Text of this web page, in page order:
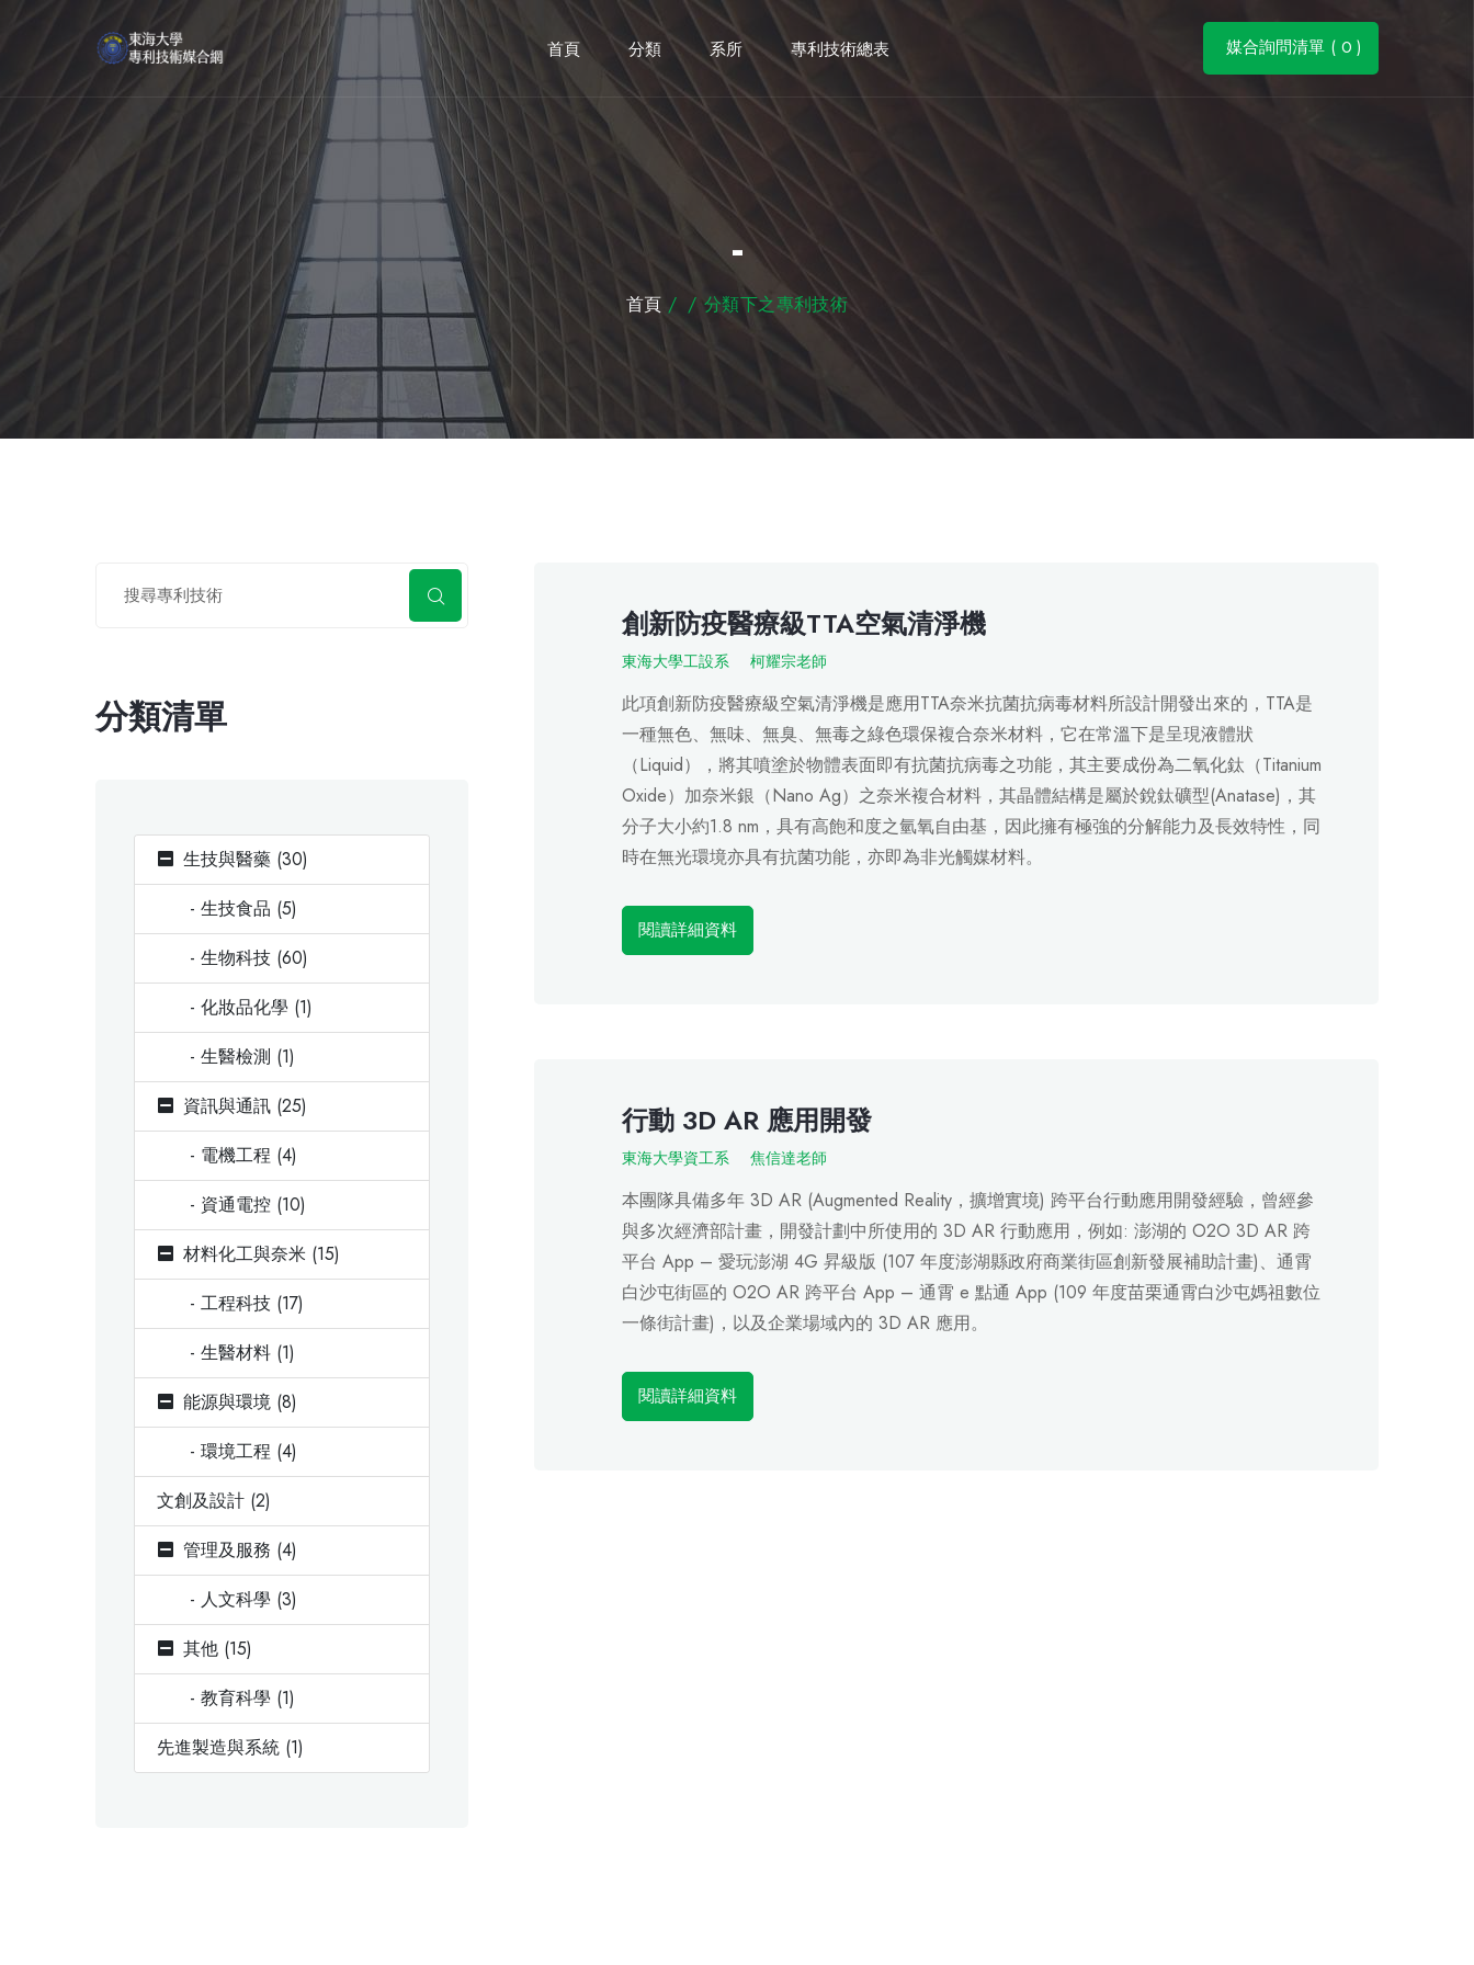
首頁 分類 系所 專利技術總表 媒合詢問清單 ( 0 )
-
首頁 / / 分類下之專利技術
創新防疫醫療級TTA空氣清淨機
東海大學工設系 柯耀宗老師
此項創新防疫醫療級空氣清淨機是應用TTA奈米抗菌抗病毒材料所設計開發出來的，TTA是
一種無色、無味、無臭、無毒之綠色環保複合奈米材料，它在常溫下是呈現液體狀
（Liquid），將其噴塗於物體表面即有抗菌抗病毒之功能，其主要成份為二氧化鈦（Titanium
Oxide）加奈米銀（Nano Ag）之奈米複合材料，其晶體結構是屬於銳鈦礦型(Anatase)，其
分子大小約1.8 nm，具有高飽和度之氫氧自由基，因此擁有極強的分解能力及長效特性，同
時在無光環境亦具有抗菌功能，亦即為非光觸媒材料。
閱讀詳細資料
行動 3D AR 應用開發
東海大學資工系 焦信達老師
本團隊具備多年 3D AR (Augmented Reality，擴增實境) 跨平台行動應用開發經驗，曾經參
與多次經濟部計畫，開發計劃中所使用的 3D AR 行動應用，例如: 澎湖的 O2O 3D AR 跨
平台 App – 愛玩澎湖 4G 昇級版 (107 年度澎湖縣政府商業街區創新發展補助計畫)、通霄
白沙屯街區的 O2O AR 跨平台 App – 通霄 e 點通 App (109 年度苗栗通霄白沙屯媽祖數位
一條街計畫)，以及企業場域內的 3D AR 應用。
閱讀詳細資料
分類清單
生技與醫藥 (30)
- 生技食品 (5)
- 生物科技 (60)
- 化妝品化學 (1)
- 生醫檢測 (1)
資訊與通訊 (25)
- 電機工程 (4)
- 資通電控 (10)
材料化工與奈米 (15)
- 工程科技 (17)
- 生醫材料 (1)
能源與環境 (8)
- 環境工程 (4)
文創及設計 (2)
管理及服務 (4)
- 人文科學 (3)
其他 (15)
- 教育科學 (1)
先進製造與系統 (1)